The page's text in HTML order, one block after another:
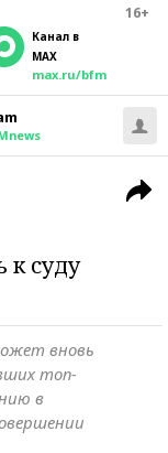
16+
Канал в
MAX
max.ru/bfm
к суду
вновь
топ-
в